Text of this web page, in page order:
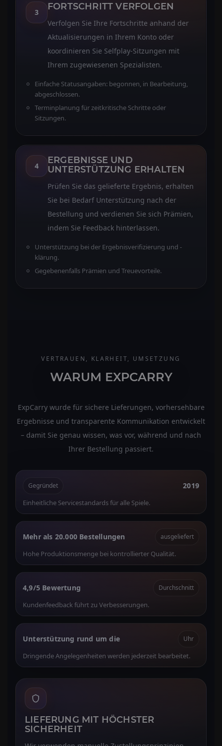
3
FORTSCHRITT VERFOLGEN
Verfolgen Sie Ihre Fortschritte anhand der
Aktualisierungen in Ihrem Konto oder
koordinieren Sie Selfplay-Sitzungen mit
Ihrem zugewiesenen Spezialisten.
Einfache Statusangaben: begonnen, in Bearbeitung,
abgeschlossen.
Terminplanung für zeitkritische Schritte oder
Sitzungen.
4
ERGEBNISSE UND
UNTERSTÜTZUNG ERHALTEN
Prüfen Sie das gelieferte Ergebnis, erhalten
Sie bei Bedarf Unterstützung nach der
Bestellung und verdienen Sie sich Prämien,
indem Sie Feedback hinterlassen.
Unterstützung bei der Ergebnisverifizierung und -
klärung.
Gegebenenfalls Prämien und Treuevorteile.
VERTRAUEN, KLARHEIT, UMSETZUNG
WARUM EXPCARRY
ExpCarry wurde für sichere Lieferungen, vorhersehbare
Ergebnisse und transparente Kommunikation entwickelt
– damit Sie genau wissen, was vor, während und nach
Ihrer Bestellung passiert.
Gegründet 2019
Einheitliche Servicestandards für alle Spiele.
Mehr als 20.000 Bestellungen ausgeliefert
Hohe Produktionsmenge bei kontrollierter Qualität.
4,9/5 Bewertung Durchschnitt
Kundenfeedback führt zu Verbesserungen.
Unterstützung rund um die Uhr
Dringende Angelegenheiten werden jederzeit bearbeitet.
LIEFERUNG MIT HÖCHSTER
SICHERHEIT